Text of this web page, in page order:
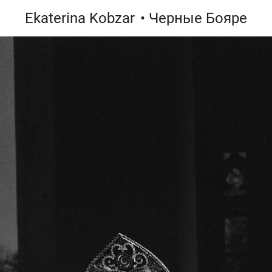
Ekaterina Kobzar • Черные Бояре